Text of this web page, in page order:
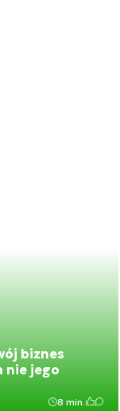
biznes
nie jego
8 min.